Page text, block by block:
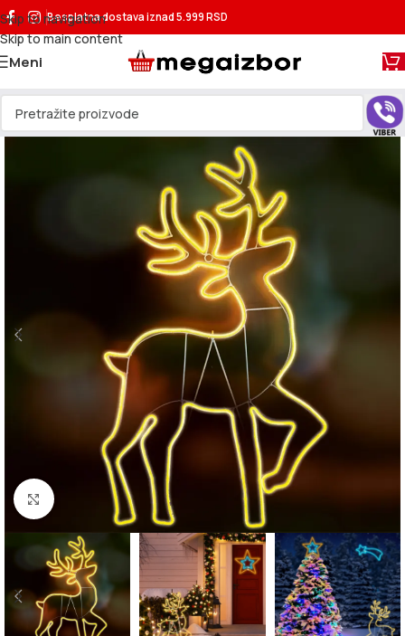
Skip to navigation
Skip to main content
Besplatna dostavaiznad 5.999 RSD
Meni
Kliknite za uvećanje